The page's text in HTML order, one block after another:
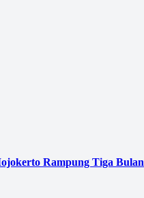
Rampung Tiga Bulan